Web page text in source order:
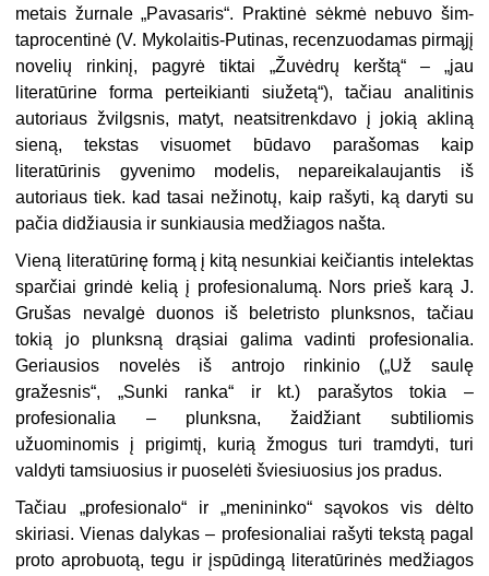
metais žurnale „Pavasaris“. Praktinė sėkmė nebuvo šim­
taprocentinė (V. Mykolaitis-Putinas, recenzuodamas pirmąjį
novelių rinkinį, pagyrė tiktai „Žuvėdrų kerštą“ – „jau
literatūrine forma perteikianti siužetą“), tačiau analitinis
autoriaus žvilgsnis, matyt, neatsitrenkdavo į jokią akliną
sieną, tekstas visuomet būdavo parašomas kaip
literatūrinis gyvenimo modelis, nepareikalaujantis iš
autoriaus tiek. kad tasai nežinotų, kaip rašyti, ką daryti su
pačia didžiausia ir sunkiausia medžiagos našta.
Vieną literatūrinę formą į kitą nesunkiai keičiantis intelektas
sparčiai grindė kelią į profesionalumą. Nors prieš karą J.
Grušas nevalgė duonos iš beletristo plunksnos, tačiau
tokią jo plunksną drąsiai galima vadinti pro­fesionalia.
Geriausios novelės iš antrojo rinkinio („Už saulę
gražesnis“, „Sunki ranka“ ir kt.) parašytos tokia –
profesionalia – plunksna, žaidžiant subtiliomis
užuominomis į prigimtį, kurią žmogus turi tramdyti, turi
valdyti tamsiuosius ir puoselėti šviesiuosius jos pradus.
Tačiau „profesionalo“ ir „menininko“ sąvokos vis dėlto
skiriasi. Vienas dalykas – profesionaliai rašyti tekstą pagal
proto aprobuotą, tegu ir įspū­dingą literatūrinės medžiagos